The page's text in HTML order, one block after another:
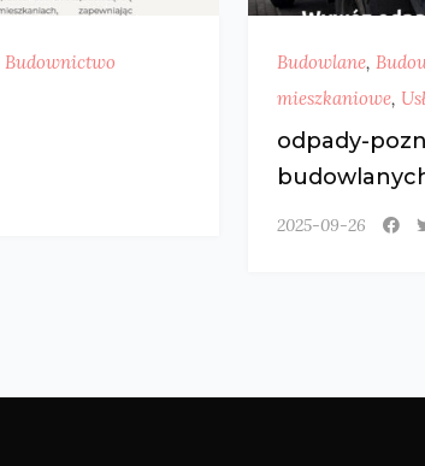
Budownictwo
Budowlane,
mieszkaniowe,
odpady-
2025-09-26